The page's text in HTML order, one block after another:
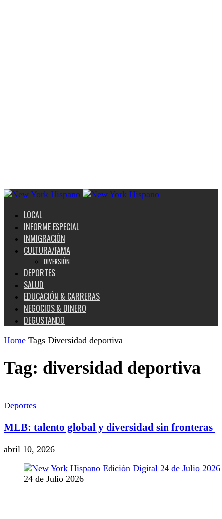
LOCAL
INFORME ESPECIAL
INMIGRACIÓN
CULTURA/FAMA
DIVERSIÓN
DEPORTES
SALUD
EDUCACIÓN & CARRERAS
NEGOCIOS & DINERO
DEGUSTANDO
Home Tags Diversidad deportiva
Tag: diversidad deportiva
Deportes
MLB: talento global y diversidad sin fronteras
abril 10, 2026
24 de Julio 2026